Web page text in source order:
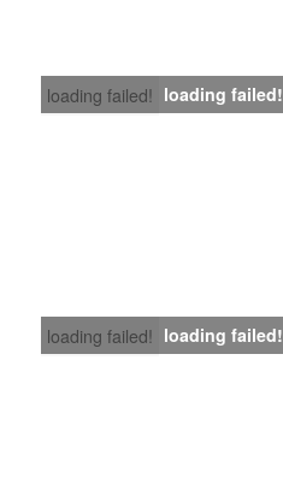
loading failed! loading failed!
loading failed! loading failed!